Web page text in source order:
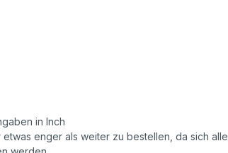
in Inch
enger als weiter zu bestellen, da sich alle